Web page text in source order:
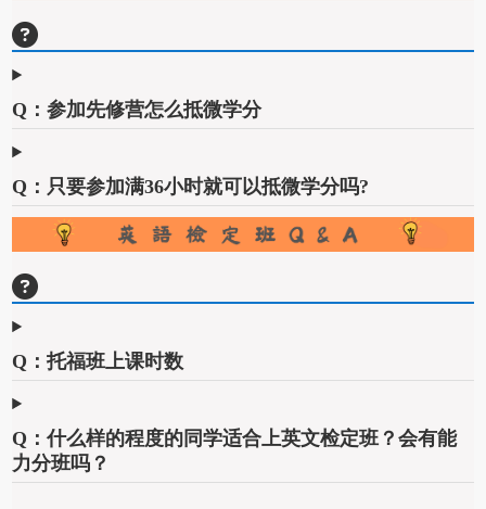
Q：参加先修营怎么抵微学分
Q：只要参加满36小时就可以抵微学分吗?
Q：托福班上课时数
Q：什么样的程度的同学适合上英文检定班？会有能
力分班吗？